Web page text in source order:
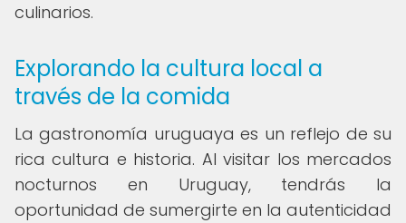
culinarios.
Explorando la cultura local a
través de la comida
La gastronomía uruguaya es un reflejo de su
rica cultura e historia. Al visitar los mercados
nocturnos en Uruguay, tendrás la
oportunidad de sumergirte en la autenticidad